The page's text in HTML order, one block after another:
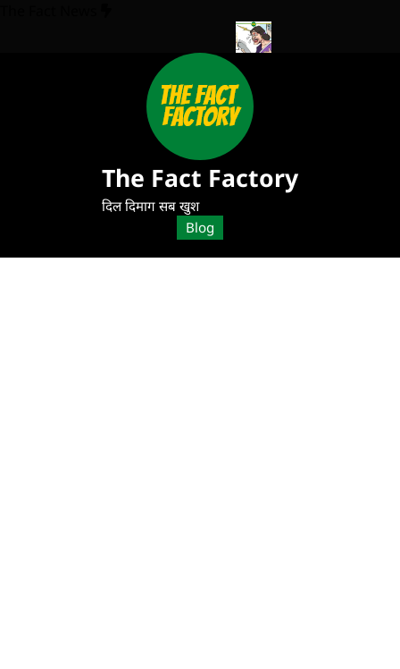
है? CSK के साथ रोमांचक मुकाबला! Electricity Bill Gwalior: बिजली
The Fact Factory
दिल दिमाग सब खुश
Blog